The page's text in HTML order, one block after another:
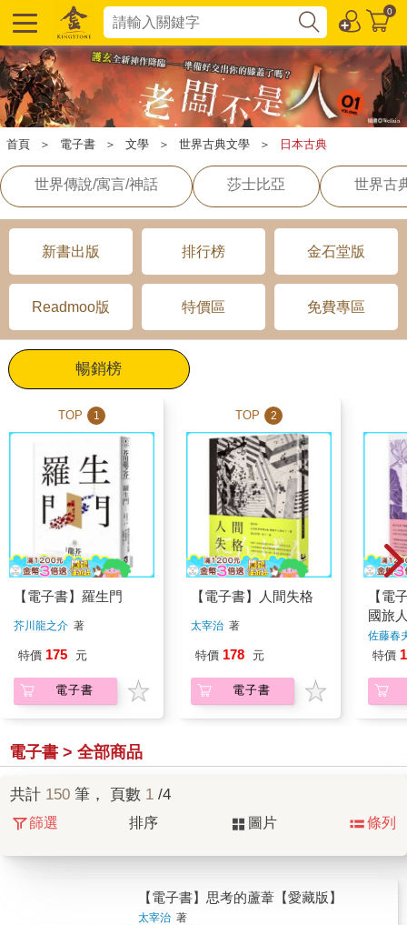
0
首頁 ＞ 電子書 ＞ 文學 ＞ 世界古典文學 ＞ 日本古典
世界傳說/寓言/神話 莎士比亞 世界古
新書出版 排行榜 金石堂版
Readmoo版 特價區 免費專區
暢銷榜
TOP 1
【電子書】羅生門
芥川龍之介 著
特價 175 元
電子書
TOP 2
【電子書】人間失格
太宰治 著
特價 178 元
電子書
【電
國旅
灣：
譚〉
佐藤春
特價
電子書 > 全部商品
共計 150 筆， 頁數 1 /4
篩選 排序 圖片 條列
【電子書】思考的蘆葦【愛藏版】
太宰治 著